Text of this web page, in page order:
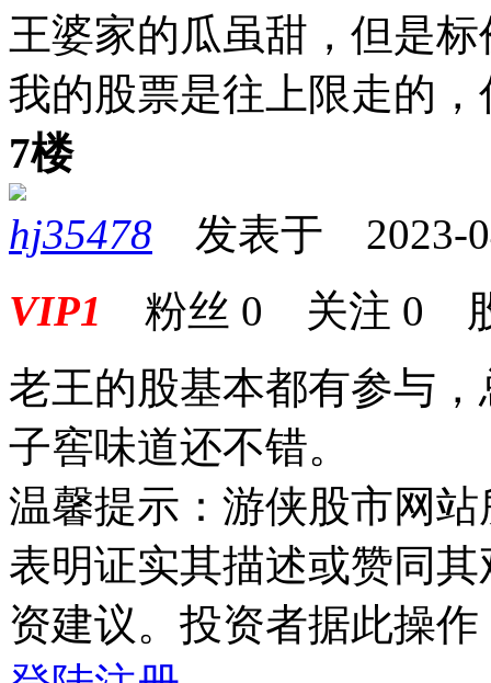
王婆家的瓜虽甜，但是
我的股票是往上限走的
7楼
hj35478 发表于 2023-
VIP1 粉丝 0 关注 0
老王的股基本都有参与
子窖味道还不错。
温馨提示：游侠股市网
表明证实其描述或赞同
资建议。投资者据此操